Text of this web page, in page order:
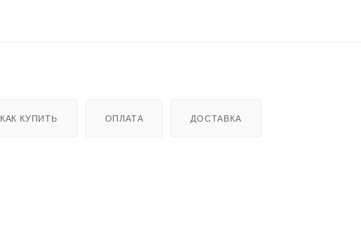
КАК КУПИТЬ ОПЛАТА ДОСТАВКА